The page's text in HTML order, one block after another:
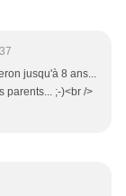
jusqu'à 8 ans...
parents... ;-)<br />